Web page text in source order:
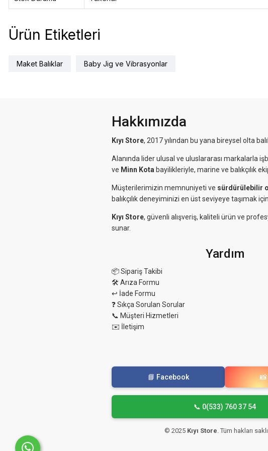
Ürün Etiketleri
Maket Balıklar Baby Jig ve Vibrasyonlar
Hakkımızda
Kıyı Store, 2017 yılından bu yana bireysel olta
Alanında lider ulusal ve uluslararası markalarla
ve Minn Kota bayilikleriyle, marine ve balıkçılık
Müşterilerimizin memnuniyeti ve sürdürülebilir
balıkçılık deneyiminizi en üst seviyeye taşımak
Kıyı Store, güvenli alışveriş, kaliteli ürün ve
sunar.
Yardım
📦 Sipariş Takibi
🛠 Arıza Formu
↩️ İade Formu
❓ Sıkça Sorulan Sorular
📞 Müşteri Hizmetleri
✉️ İletişim
📘 Facebook
📞 0(533) 760 37 54
© 2025 Kıyı Store. Tüm hakları